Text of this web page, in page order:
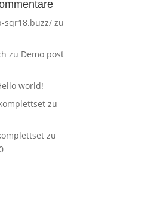
sqr18.buzz/ zu
zu Demo post
world!
zu
zu